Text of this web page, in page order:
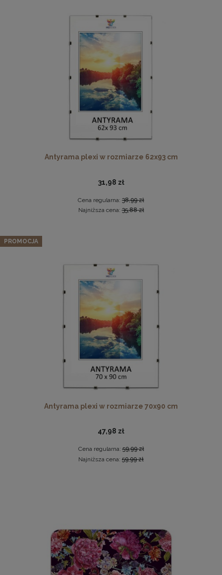
Nowoczesna otwierana pufa 45x160 w kolorze grafitowym
519,99 zł
DO KOSZYKA
Ramka na zdjęcia A4 21 x 29,7 cm czerwona, z naturalnego
drewna
17,99 zł
DO KOSZYKA
Nowoczesna otwierana pufa 45x90 w kolorze
musztardowym
Antyrama plexi w rozmiarze 62x93 cm
31,98 zł
Cena regularna: 38,99 zł
Najniższa cena:35,88 zł
Antyrama plexi w rozmiarze 70x90 cm
47,98 zł
Cena regularna:59,99 zł
Najniższa cena: 59,99 zł
PROMOCJA